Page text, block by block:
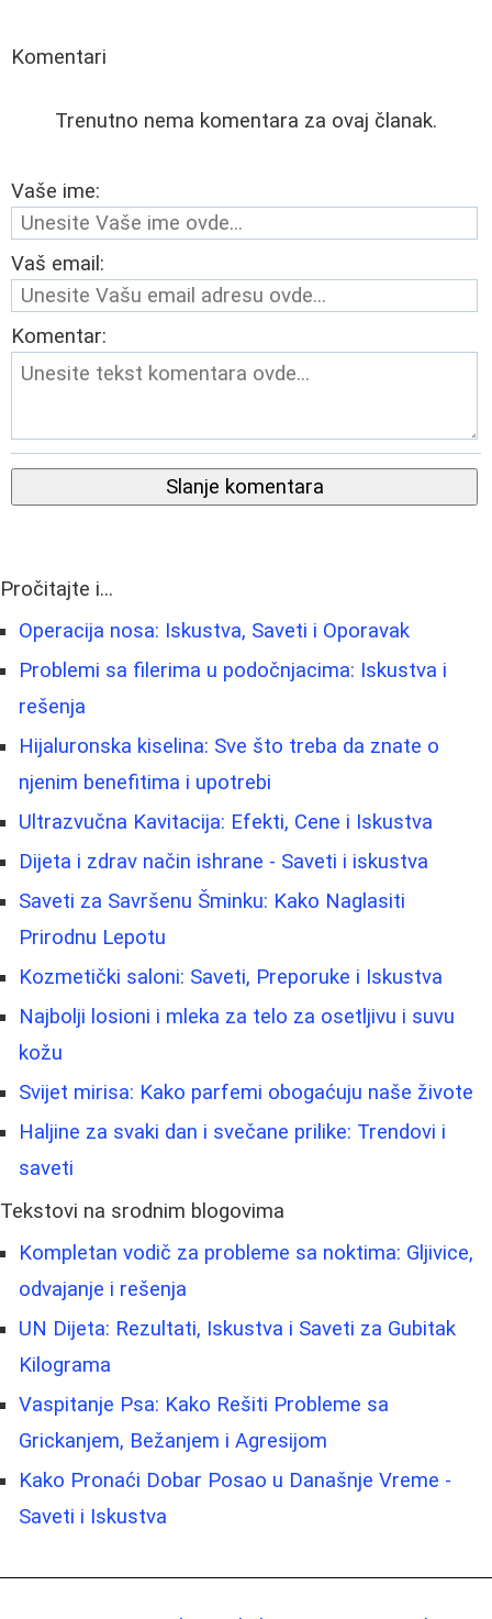
Komentari
Trenutno nema komentara za ovaj članak.
Vaše ime:
Vaš email:
Komentar:
Slanje komentara
Pročitajte i...
Operacija nosa: Iskustva, Saveti i Oporavak
Problemi sa filerima u podočnjacima: Iskustva i
rešenja
Hijaluronska kiselina: Sve što treba da znate o
njenim benefitima i upotrebi
Ultrazvučna Kavitacija: Efekti, Cene i Iskustva
Dijeta i zdrav način ishrane - Saveti i iskustva
Saveti za Savršenu Šminku: Kako Naglasiti
Prirodnu Lepotu
Kozmetički saloni: Saveti, Preporuke i Iskustva
Najbolji losioni i mleka za telo za osetljivu i suvu
kožu
Svijet mirisa: Kako parfemi obogaćuju naše živote
Haljine za svaki dan i svečane prilike: Trendovi i
saveti
Tekstovi na srodnim blogovima
Kompletan vodič za probleme sa noktima: Gljivice,
odvajanje i rešenja
UN Dijeta: Rezultati, Iskustva i Saveti za Gubitak
Kilograma
Vaspitanje Psa: Kako Rešiti Probleme sa
Grickanjem, Bežanjem i Agresijom
Kako Pronaći Dobar Posao u Današnje Vreme -
Saveti i Iskustva